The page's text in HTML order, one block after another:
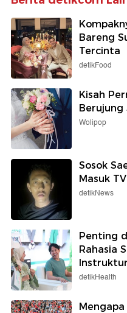
Bareng
Tercinta
detikFood
Kisah
Berujung
Wolipop
Sosok
Masuk
detikNews
Penting
Rahasia
detikHealth